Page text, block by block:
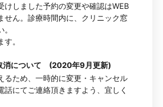
けしました予約の変更や確認はWEB
せん。診療時間内に、クリニック窓
。
消について (2020年9月更新)
るため、一時的に変更・キャンセル
話にてご連絡頂きますよう、宜しく